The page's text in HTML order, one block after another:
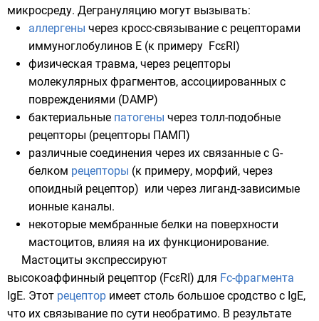
микросреду. Дегрануляцию могут вызывать:
аллергены через кросс-связывание с рецепторами
иммуноглобулинов Е (к примеру FcεRI)
физическая травма, через рецепторы
молекулярных фрагментов, ассоциированных с
повреждениями (DAMP)
бактериальные патогены через толл-подобные
рецепторы (рецепторы ПАМП)
различные соединения через их связанные с G-
белком рецепторы (к примеру, морфий, через
опоидный рецептор) или через лиганд-зависимые
ионные каналы.
некоторые мембранные белки на поверхности
мастоцитов, влияя на их функционирование.
Мастоциты экспрессируют
высокоаффинный рецептор (FcεRI) для Fc-фрагмента
IgЕ. Этот рецептор имеет столь большое сродство с IgЕ,
что их связывание по сути необратимо. В результате